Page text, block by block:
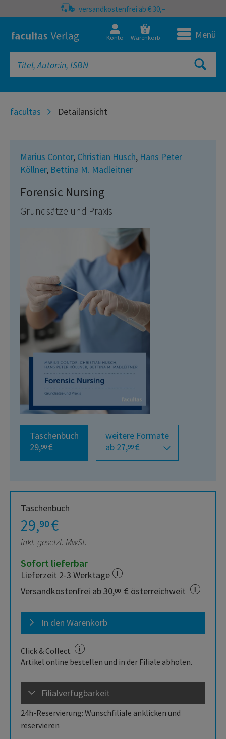
versandkostenfrei ab € 30,–
Konto
0
Warenkorb Menü
facultas Detailansicht
Marius Contor, Christian Husch, Hans Peter
Köllner, Bettina M. Madleitner
Forensic Nursing
Grundsätze und Praxis
Taschenbuch
29,90 €
weitere Formate
ab 27,99 €
Taschenbuch
29,90€
inkl. gesetzl. MwSt.
Sofort lieferbar
Lieferzeit 2-3 Werktage
Versandkostenfrei ab 30,00 € österreichweit
In den Warenkorb
Click & Collect
Artikel online bestellen und in der Filiale abholen.
Filialverfügbarkeit
24h-Reservierung: Wunschfiliale anklicken und
reservieren